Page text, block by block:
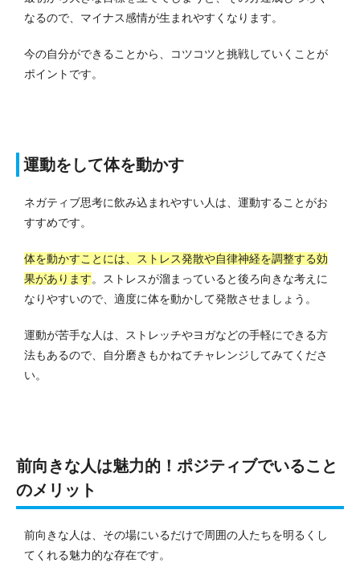
なるので、マイナス感情が生まれやすくなります。
今の自分ができることから、コツコツと挑戦していくことが
ポイントです。
運動をして体を動かす
ネガティブ思考に飲み込まれやすい人は、運動することがお
すすめです。
体を動かすことには、ストレス発散や自律神経を調整する効
果があります。
ストレスが溜まっていると後ろ向きな考えに
なりやすいので、適度に体を動かして発散させましょう。
運動が苦手な人は、ストレッチやヨガなどの手軽にできる方
法もあるので、自分磨きもかねてチャレンジしてみてくださ
い。
前向きな人は魅力的！ポジティブでいること
のメリット
前向きな人は、その場にいるだけで周囲の人たちを明るくし
てくれる魅力的な存在です。